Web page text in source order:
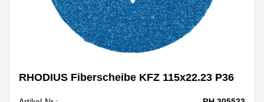
RHODIUS Fiberscheibe KFZ 115x22.23 P36